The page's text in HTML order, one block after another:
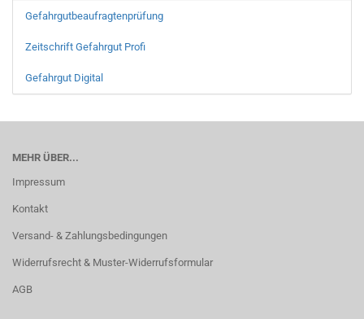
Gefahrgutbeaufragtenprüfung
Zeitschrift Gefahrgut Profi
Gefahrgut Digital
MEHR ÜBER...
Impressum
Kontakt
Versand- & Zahlungsbedingungen
Widerrufsrecht & Muster-Widerrufsformular
AGB